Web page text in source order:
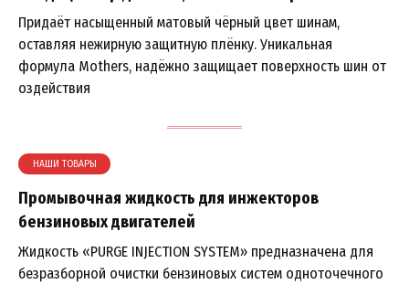
Придаёт насыщенный матовый чёрный цвет шинам,
оставляя нежирную защитную плёнку. Уникальная
формула Mothers, надёжно защищает поверхность шин от
оздействия
НАШИ ТОВАРЫ
Промывочная жидкость для инжекторов
бензиновых двигателей
Жидкость «PURGE INJECTION SYSTEM» предназначена для
безразборной очистки бензиновых систем одноточечного